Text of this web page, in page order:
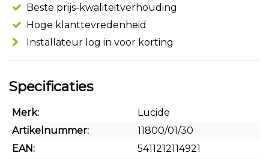
Beste prijs-kwaliteitverhouding
Hoge klanttevredenheid
Installateur log in voor korting
Specificaties
Merk:
Lucide
Artikelnummer:
11800/01/30
EAN:
5411212114921